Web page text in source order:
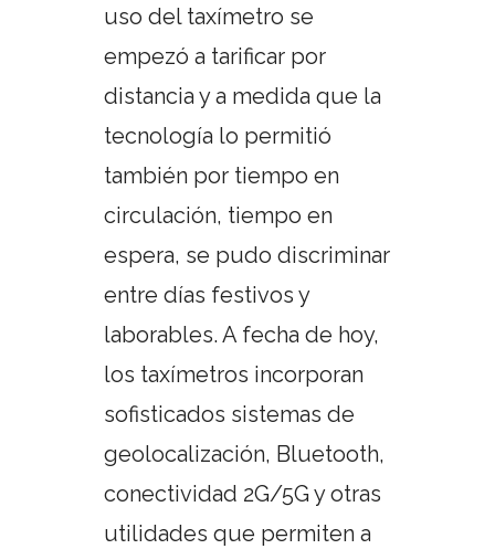
uso del taxímetro se
empezó a tarificar por
distancia y a medida que la
tecnología lo permitió
también por tiempo en
circulación, tiempo en
espera, se pudo discriminar
entre días festivos y
laborables. A fecha de hoy,
los taxímetros incorporan
sofisticados sistemas de
geolocalización, Bluetooth,
conectividad 2G/5G y otras
utilidades que permiten a